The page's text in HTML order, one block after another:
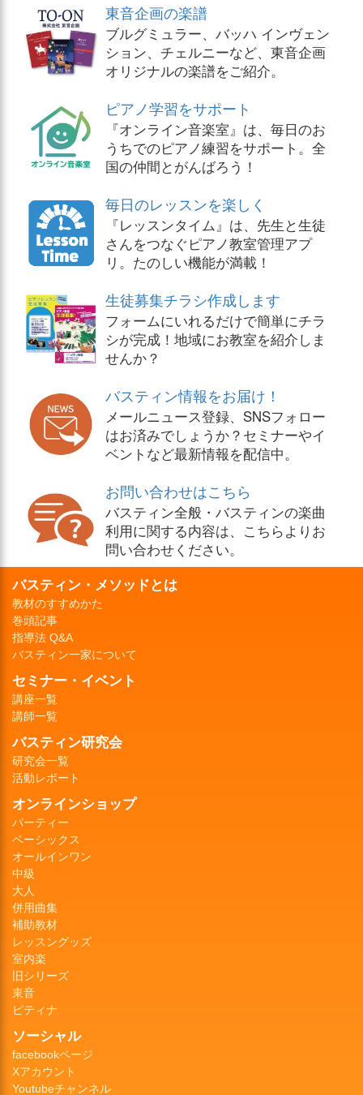
東音企画の楽譜
ブルグミュラー、バッハ インヴェン
ション、チェルニーなど、東音企画
オリジナルの楽譜をご紹介。
ピアノ学習をサポート
『オンライン音楽室』は、毎日のお
うちでのピアノ練習をサポート。全
国の仲間とがんばろう！
毎日のレッスンを楽しく
『レッスンタイム』は、先生と生徒
さんをつなぐピアノ教室管理アプ
リ。たのしい機能が満載！
生徒募集チラシ作成します
フォームにいれるだけで簡単にチラ
シが完成！地域にお教室を紹介しま
せんか？
バスティン情報をお届け！
メールニュース登録、SNSフォロー
はお済みでしょうか？セミナーやイ
ベントなど最新情報を配信中。
お問い合わせはこちら
バスティン全般・バスティンの楽曲
利用に関する内容は、こちらよりお
問い合わせください。
バスティン・メソッドとは
教材のすすめかた
巻頭記事
指導法 Q&A
バスティン一家について
セミナー・イベント
講座一覧
講師一覧
バスティン研究会
研究会一覧
活動レポート
オンラインショップ
パーティー
ベーシックス
オールインワン
中級
大人
併用曲集
補助教材
レッスングッズ
室内楽
旧シリーズ
東音
ピティナ
ソーシャル
facebookページ
Xアカウント
Youtubeチャンネル